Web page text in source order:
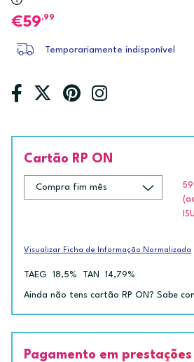
59,99
Temporariamente indisponível
Cartão RP ON
Visualizar Ficha de Informação Normalizada
TAEG 18,5% TAN 14,79%
Ainda não tens cartão RP ON? Sabe
Pagamento em prestações